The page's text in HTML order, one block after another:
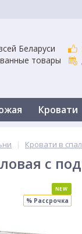
Беларуси
товары
Кровати
| Кровати в
с
NEW
% Рассрочка